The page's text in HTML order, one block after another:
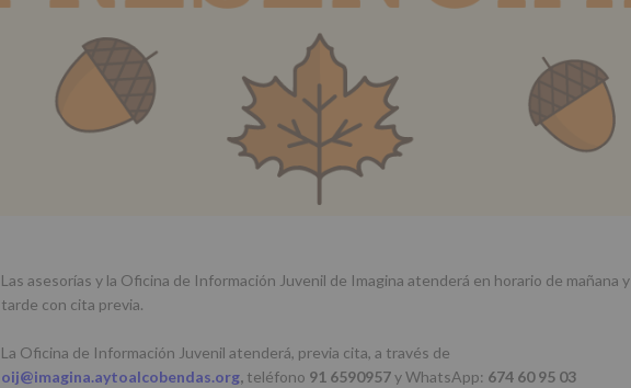
Las asesorías y la Oficina de Información Juvenil de Imagina atenderá en horario de mañana y
tarde con cita previa.
La Oficina de Información Juvenil atenderá, previa cita, a través de
oij@imagina.aytoalcobendas.org, teléfono 91 6590957y WhatsApp: 674 60 95 03